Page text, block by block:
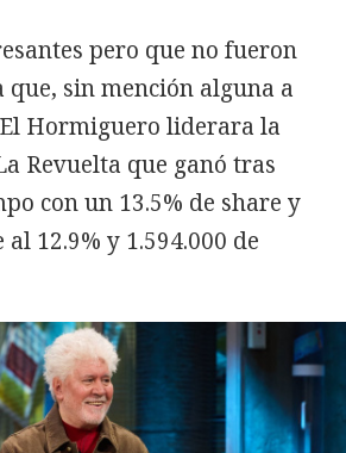
pero que no fueron
que, sin mención alguna a
Hormiguero liderara la
Revuelta que ganó tras
con un 13.5% de share y
12.9% y 1.594.000 de